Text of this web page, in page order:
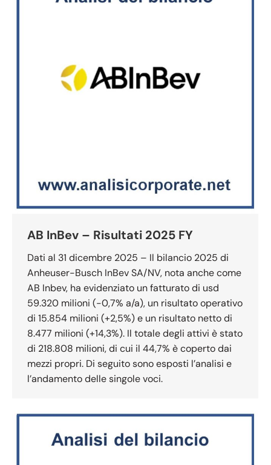
AB InBev – Risultati 2025 FY
Dati al 31 dicembre 2025 – Il bilancio 2025 di
Anheuser-Busch InBev SA/NV, nota anche come
AB Inbev, ha evidenziato un fatturato di usd
59.320 milioni (-0,7% a/a), un risultato operativo
di 15.854 milioni (+2,5%) e un risultato netto di
8.477 milioni (+14,3%). Il totale degli attivi è stato
di 218.808 milioni, di cui il 44,7% è coperto dai
mezzi propri. Di seguito sono esposti l’analisi e
l’andamento delle singole voci.